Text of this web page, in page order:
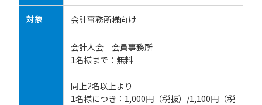
対象 会計事務所様向け
会計人会 会員事務所
1名様まで：無料
同上2名以上より
1名様につき：1,000円（税抜）/1,100円（税